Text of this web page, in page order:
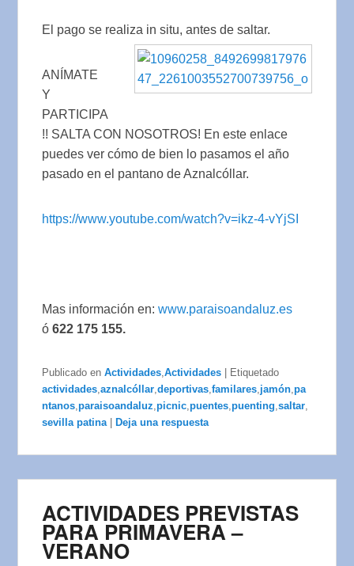
El pago se realiza in situ, antes de saltar.
ANÍMATE
Y
PARTICIPA
!! SALTA CON NOSOTROS! En este enlace
puedes ver cómo de bien lo pasamos el año
pasado en el pantano de Aznalcóllar.
https://www.youtube.com/watch?v=ikz-4-vYjSI
Mas información en:www.paraisoandaluz.es
ó622 175 155.
Publicado en Actividades ,Actividades
Etiquetado
actividades ,aznalcóllar ,deportivas ,familares jamón ,pa
ntanos ,paraisoandaluz ,picnic ,puentes ,puenting ,saltar
sevilla patina
Deja una respuesta
ACTIVIDADES PREVISTAS
PARA PRIMAVERA –
VERANO